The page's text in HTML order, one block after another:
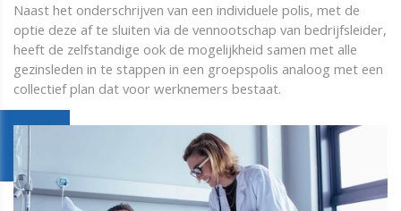
Naast het onderschrijven van een individuele polis, met de
optie deze af te sluiten via de vennootschap van bedrijfsleider,
heeft de zelfstandige ook de mogelijkheid samen met alle
gezinsleden in te stappen in een groepspolis analoog met een
collectief plan dat voor werknemers bestaat.